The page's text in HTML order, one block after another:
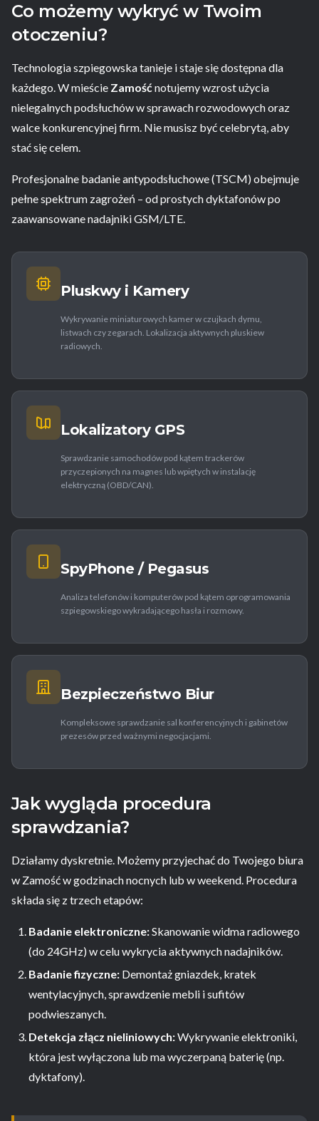
Co możemy wykryć w Twoim
otoczeniu?
Technologia szpiegowska tanieje i staje się dostępna dla
każdego. W mieście Zamośćnotujemy wzrost użycia
nielegalnych podsłuchów w sprawach rozwodowych oraz
walce konkurencyjnej firm. Nie musisz być celebrytą, aby
stać się celem.
Profesjonalne badanie antypodsłuchowe (TSCM) obejmuje
pełne spektrum zagrożeń – od prostych dyktafonów po
zaawansowane nadajniki GSM/LTE.
Pluskwy i Kamery
Wykrywanie miniaturowych kamer w czujkach dymu,
listwach czy zegarach. Lokalizacja aktywnych pluskiew
radiowych.
Lokalizatory GPS
Sprawdzanie samochodów pod kątem trackerów
przyczepionych na magnes lub wpiętych w instalację
elektryczną (OBD/CAN).
SpyPhone / Pegasus
Analiza telefonów i komputerów pod kątem oprogramowania
szpiegowskiego wykradającego hasła i rozmowy.
Bezpieczeństwo Biur
Kompleksowe sprawdzanie sal konferencyjnych i gabinetów
prezesów przed ważnymi negocjacjami.
Jak wygląda procedura
sprawdzania?
Działamy dyskretnie. Możemy przyjechać do Twojego biura
w Zamość w godzinach nocnych lub w weekend. Procedura
składa się z trzech etapów:
Badanie elektroniczne:Skanowanie widma radiowego
(do 24GHz) w celu wykrycia aktywnych nadajników.
Badanie fizyczne: Demontaż gniazdek, kratek
wentylacyjnych, sprawdzenie mebli i sufitów
podwieszanych.
Detekcja złącz nieliniowych:Wykrywanie elektroniki,
która jest wyłączona lub ma wyczerpaną baterię (np.
dyktafony).